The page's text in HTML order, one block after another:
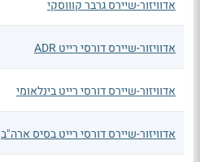
אדוויזור-שיירס גרבר קוווסקי
אדוויזור-שיירס דורסי רייט ADR
אדוויזור-שיירס דורסי רייט בינלאומי
אדוויזור-שיירס דורסי רייט בסיס ארה"ב